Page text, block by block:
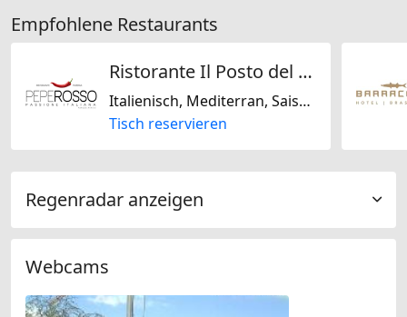
Empfohlene Restaurants
Ristorante Il Posto del PepeRosso
Italienisch, Mediterran, Saisonal, Glutenfrei, Laktosefrei
Tisch reservieren
Regenradar anzeigen
Webcams